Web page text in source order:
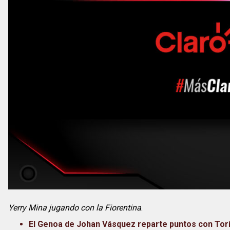
Yerry Mina jugando con la Fiorentina.
El Genoa de Johan Vásquez reparte puntos con